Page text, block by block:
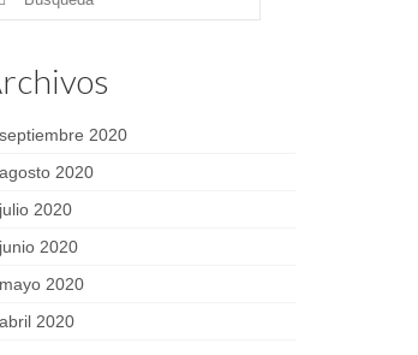
septiembre 2020
agosto 2020
julio 2020
junio 2020
mayo 2020
abril 2020